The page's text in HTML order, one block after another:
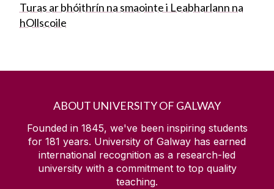
Turas ar bhóithrín na smaointe i Leabharlann na
hOllscoile
ABOUT UNIVERSITY OF GALWAY
Founded in 1845, we've been inspiring students
for 181 years. University of Galway has earned
international recognition as a research-led
university with a commitment to top quality
teaching.